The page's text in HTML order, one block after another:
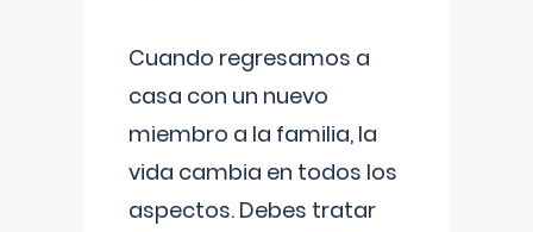
Cuando regresamos a
casa con un nuevo
miembro a la familia, la
vida cambia en todos los
aspectos. Debes tratar